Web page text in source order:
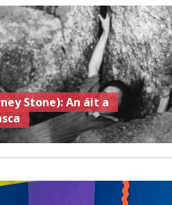
Stone): An áit a